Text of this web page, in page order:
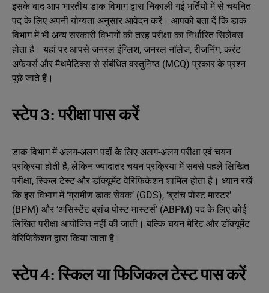
इसके बाद आप भारतीय डाक विभाग द्वारा निकाली गई भर्तियों में से चयनित
पद के लिए अपनी योग्यता अनुसार आवेदन करें। आपको बता दें कि डाक
विभाग में भी अन्‍य सरकारी विभागों की तरह परीक्षा का निर्धारित सिलेबस
होता है। यहां पर आपसे जनरल इंग्लिश, जनरल नॉलेज, रीजनिंग, करंट
अफेयर्स और मैथमेटिक्‍स से संबंधित वस्तुनिष्ठ (MCQ) प्रकार के प्रश्न
पूछे जाते हैं।
स्टेप 3: परीक्षा पास करें
डाक विभाग में अलग-अलग पदों के लिए अलग-अलग परीक्षा एवं चयन
प्रक्रिया होती है, लेकिन ज्‍यादातर चयन प्रक्रिया में सबसे पहले लिखित
परीक्षा, स्किल टेस्‍ट और डॉक्‍यूमेंट वेरिफिकेशन शामिल होता है। ध्यान रखें
कि इस विभाग में ‘ग्रामीण डाक सेवक’ (GDS), ‘ब्रांच पोस्ट मास्टर’
(BPM) और ‘असिस्टेंट ब्रांच पोस्ट मास्टर्स’ (ABPM) पद के लिए कोई
लिखित परीक्षा आयोजित नहीं की जाती। बल्कि चयन मेरिट और डॉक्यूमेंट
वेरिफिकेशन द्वारा किया जाता है।
स्टेप 4: स्किल या फिजिकल टेस्ट पास करें